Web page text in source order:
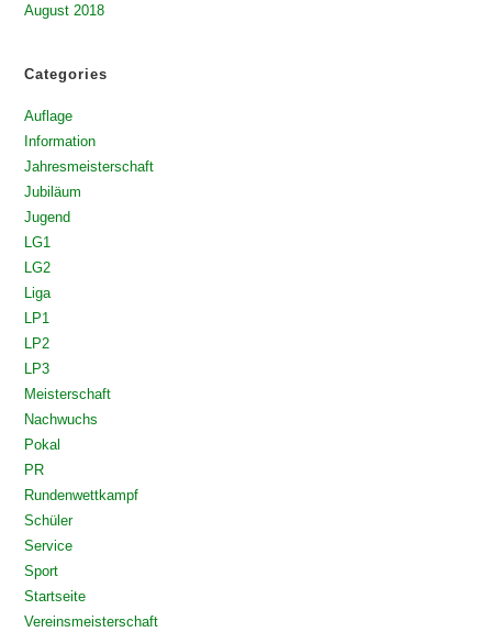
August 2018
Categories
Auflage
Information
Jahresmeisterschaft
Jubiläum
Jugend
LG1
LG2
Liga
LP1
LP2
LP3
Meisterschaft
Nachwuchs
Pokal
PR
Rundenwettkampf
Schüler
Service
Sport
Startseite
Vereinsmeisterschaft